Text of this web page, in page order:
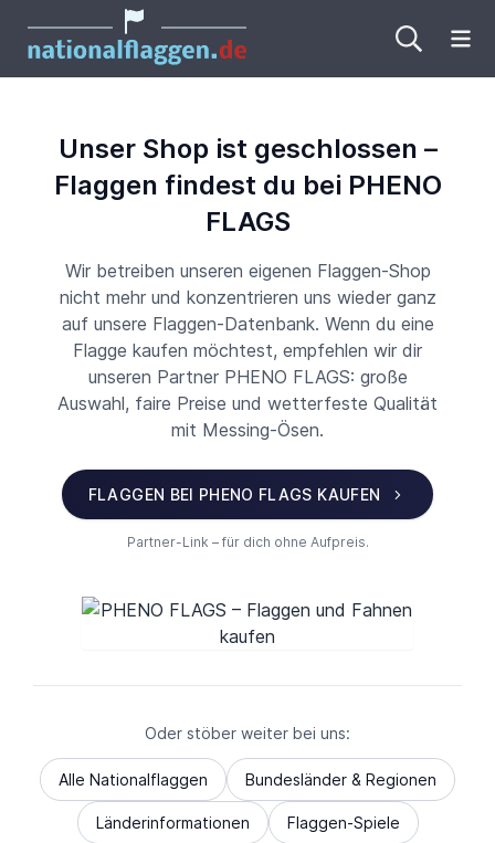
Unser Shop ist geschlossen –
Flaggen findest du bei PHENO
FLAGS
Wir betreiben unseren eigenen Flaggen-Shop
nicht mehr und konzentrieren uns wieder ganz
auf unsere Flaggen-Datenbank. Wenn du eine
Flagge kaufen möchtest, empfehlen wir dir
unseren Partner PHENO FLAGS: große
Auswahl, faire Preise und wetterfeste Qualität
mit Messing-Ösen.
FLAGGEN BEI PHENO FLAGS KAUFEN
Partner-Link – für dich ohne Aufpreis.
Oder stöber weiter bei uns:
Alle Nationalflaggen Bundesländer & Regionen
Länderinformationen Flaggen-Spiele